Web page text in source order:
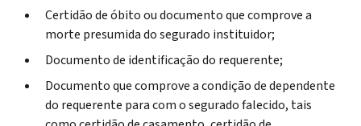
Certidão de óbito ou documento que comprove a
morte presumida do segurado instituidor;
Documento de identificação do requerente;
Documento que comprove a condição de dependente
do requerente para com o segurado falecido, tais